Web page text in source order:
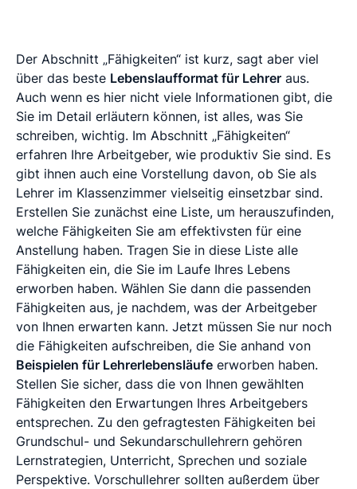
Der Abschnitt „Fähigkeiten“ ist kurz, sagt aber viel
über das beste Lebenslaufformat für Lehrer aus.
Auch wenn es hier nicht viele Informationen gibt, die
Sie im Detail erläutern können, ist alles, was Sie
schreiben, wichtig. Im Abschnitt „Fähigkeiten“
erfahren Ihre Arbeitgeber, wie produktiv Sie sind. Es
gibt ihnen auch eine Vorstellung davon, ob Sie als
Lehrer im Klassenzimmer vielseitig einsetzbar sind.
Erstellen Sie zunächst eine Liste, um herauszufinden,
welche Fähigkeiten Sie am effektivsten für eine
Anstellung haben. Tragen Sie in diese Liste alle
Fähigkeiten ein, die Sie im Laufe Ihres Lebens
erworben haben. Wählen Sie dann die passenden
Fähigkeiten aus, je nachdem, was der Arbeitgeber
von Ihnen erwarten kann. Jetzt müssen Sie nur noch
die Fähigkeiten aufschreiben, die Sie anhand von
Beispielen für Lehrerlebensläufe erworben haben.
Stellen Sie sicher, dass die von Ihnen gewählten
Fähigkeiten den Erwartungen Ihres Arbeitgebers
entsprechen. Zu den gefragtesten Fähigkeiten bei
Grundschul- und Sekundarschullehrern gehören
Lernstrategien, Unterricht, Sprechen und soziale
Perspektive. Vorschullehrer sollten außerdem über